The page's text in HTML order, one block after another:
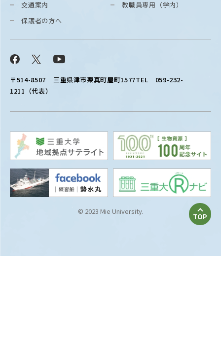
〒514-8507 三重県津市栗真町屋町1577TEL 059-232-
1211（代表）
交通案内
保護者の方へ
Facebook
教職員専用（学内）
© 2023 Mie University.
TOP